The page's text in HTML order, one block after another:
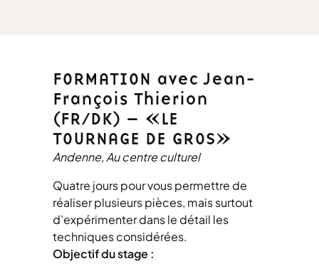
FORMATION avec Jean-
François Thierion
(FR/DK) – «LE
TOURNAGE DE GROS»
Andenne Au centre culturel
Quatre jours pour vous permettre de
réaliser plusieurs pièces, mais surtout
d’expérimenter dans le détail les
techniques considérées.
Objectif du stage :